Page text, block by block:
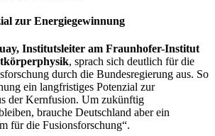
zur Energiegewinnung
Institutsleiter am Fraunhofer-Institut
, sprach sich deutlich für die
durch die Bundesregierung aus. So
ein langfristiges Potenzial zur
der Kernfusion. Um zukünftig
brauche Deutschland aber ein
für die Fusionsforschung“.